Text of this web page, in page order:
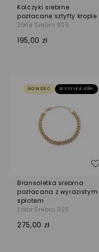
Kolczyki srebrne
pozłacane sztyfty krople
Żółte Srebro 925
195,00 zł
NOWOŚĆ WYSYŁKA 48H
Bransoletka srebrna
pozłacana z wyrazistym
splotem
Żółte Srebro 925
275,00 zł